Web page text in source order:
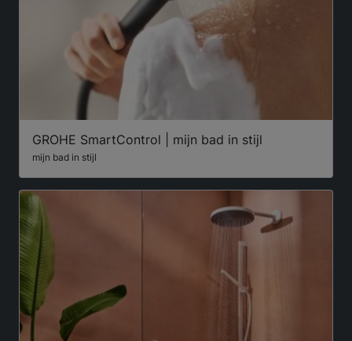
GROHE SmartControl | mijn bad in stijl
mijn bad in stijl